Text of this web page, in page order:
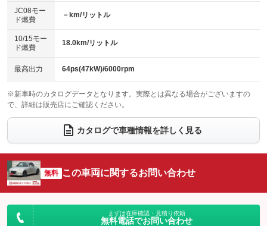
電動格納ミラー
：装備なし
：装備なし
パワーシート
ベンチシート
：装備なし
チップアップシート
：装備なし
：装備なし ：装備なし
ウォークスルー
：装備なし
電動リアゲート フロントカメラ
：装備なし
：装備なし ：装備なし
サイドカメラ
：装備なし ルーフレール
：装備なし
：装備なし
：装備なし
JC08モー
ド燃費
－km/リットル
10/15モー
ド燃費
18.0km/リットル
最高出力 64ps(47kW)/6000rpm
※新車時のカタログデータとなります。実際とは異なる場合がございますの
で、詳細は販売店にご確認ください。
カタログで車種情報を詳しく見る
無料 この車両に関するお問い合わせ
まずは在庫確認・見積り依頼
無料電話でお問い合わせ